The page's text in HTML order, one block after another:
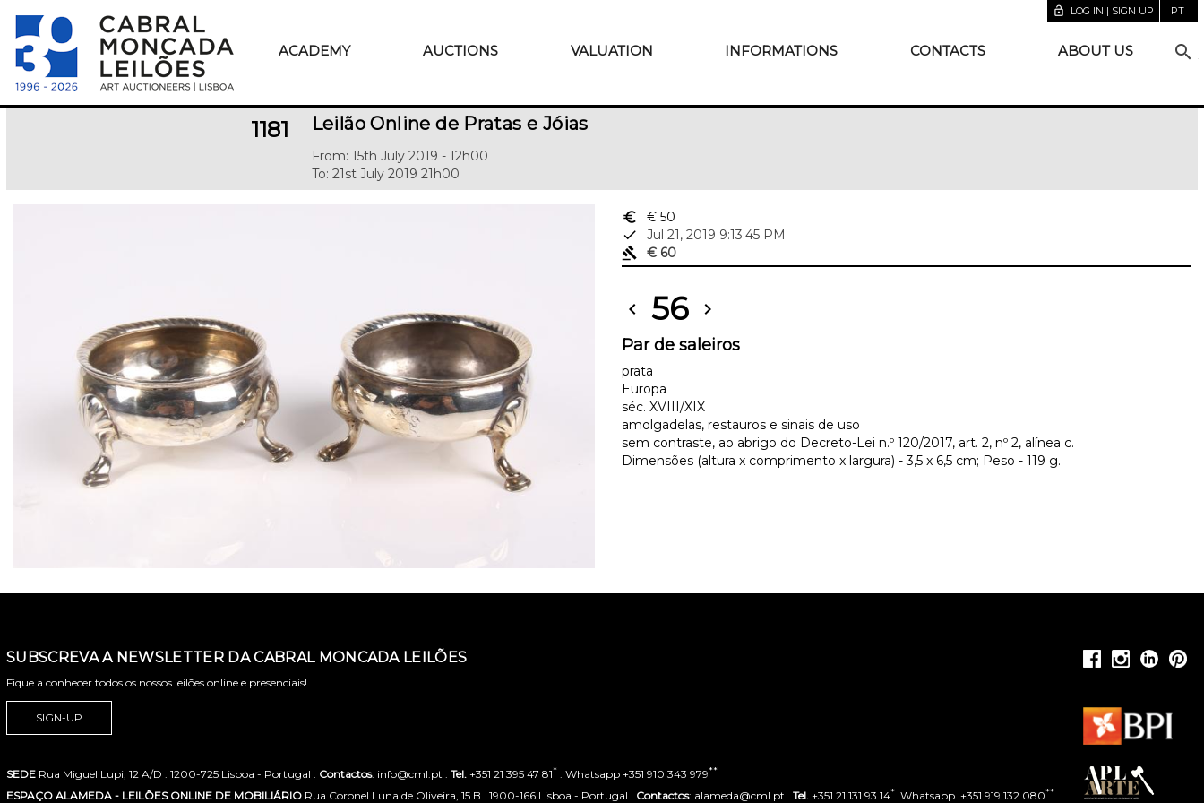
lock_open LOG IN | SIGN UP PT
ACADEMY AUCTIONS VALUATION INFORMATIONS CONTACTS ABOUT US search
1181 Leilão Online de Pratas e Jóias
From: 15th July 2019 - 12h00
To: 21st July 2019 21h00
euro_symbol
€ 50
done
Jul 21, 2019 9:13:45 PM
gavel
€ 60
chevron_left 56 chevron_right
Par de saleiros
prata
Europa
séc. XVIII/XIX
amolgadelas, restauros e sinais de uso
sem contraste, ao abrigo do Decreto-Lei n.º 120/2017, art. 2, nº 2, alínea c.
Dimensões (altura x comprimento x largura) - 3,5 x 6,5 cm; Peso - 119 g.
SUBSCREVA A NEWSLETTER DA CABRAL MONCADA LEILÕES
Fique a conhecer todos os nossos leilões online e presenciais!
SIGN-UP
SEDE Rua Miguel Lupi, 12 A/D . 1200-725 Lisboa - Portugal . Contactos: info@cml.pt . Tel. +351 21 395 47 81* . Whatsapp +351 910 343 979**
ESPAÇO ALAMEDA - LEILÕES ONLINE DE MOBILIÁRIO Rua Coronel Luna de Oliveira, 15 B . 1900-166 Lisboa - Portugal . Contactos: alameda@cml.pt . Tel. +351 21 131 93 14* . Whatsapp. +351 919 132 080**